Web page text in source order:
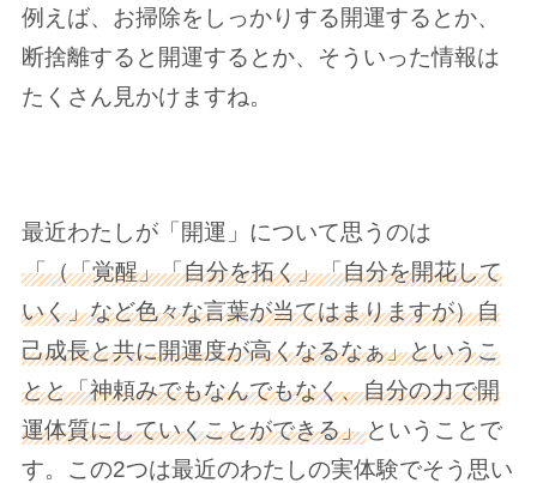
例えば、お掃除をしっかりする開運するとか、
断捨離すると開運するとか、そういった情報は
たくさん見かけますね。
最近わたしが「開運」について思うのは
「（「覚醒」「自分を拓く」「自分を開花して
いく」など色々な言葉が当てはまりますが）自
己成長と共に開運度が高くなるなぁ」というこ
とと「神頼みでもなんでもなく、自分の力で開
運体質にしていくことができる」ということで
す。この2つは最近のわたしの実体験でそう思い